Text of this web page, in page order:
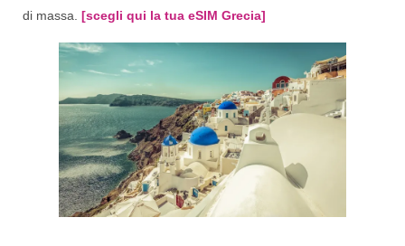
di massa. [scegli qui la tua eSIM Grecia]